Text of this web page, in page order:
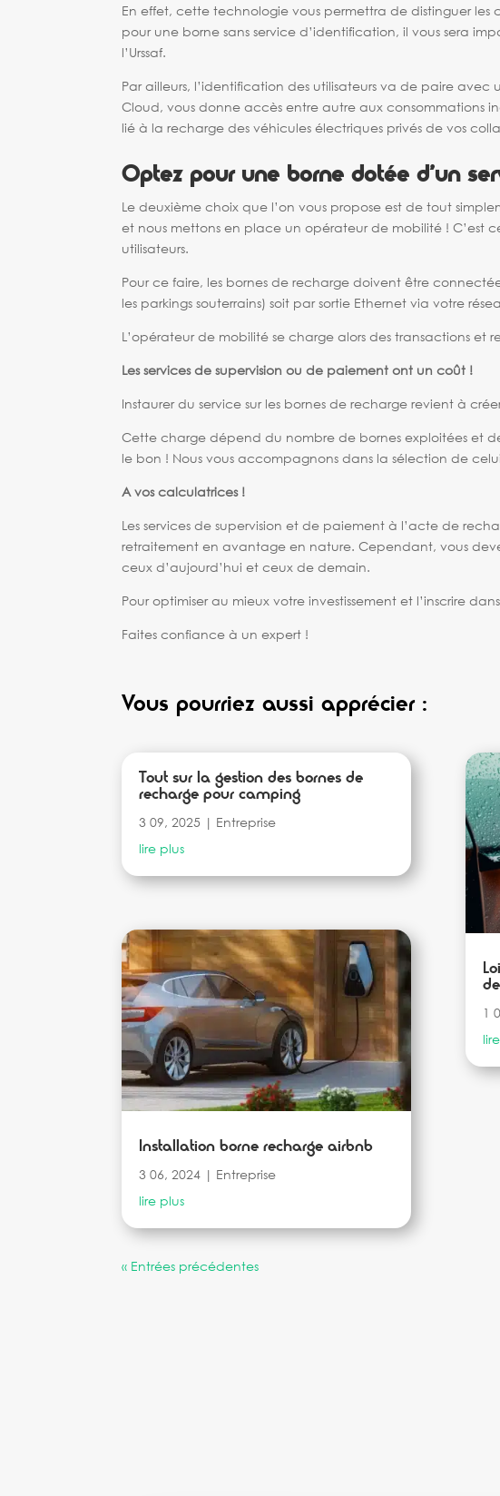
En effet, cette technologie vous permettra de distinguer les
pour une borne sans service d’identification, il vous sera
l’Urssaf.
Par ailleurs, l’identification des utilisateurs va de paire
Cloud, vous donne accès entre autre aux consommations
lié à la recharge des véhicules électriques privés de vos
Optez pour une borne dotée d’un
Le deuxième choix que l’on vous propose est de tout
et nous mettons en place un opérateur de mobilité ! C’est
utilisateurs.
Pour ce faire, les bornes de recharge doivent être
les parkings souterrains) soit par sortie Ethernet via votre
L’opérateur de mobilité se charge alors des transactions et
Les services de supervision ou de paiement ont un coût !
Instaurer du service sur les bornes de recharge revient à
Cette charge dépend du nombre de bornes exploitées et
le bon ! Nous vous accompagnons dans la sélection de
A vos calculatrices !
Les services de supervision et de paiement à l’acte de
retraitement en avantage en nature. Cependant, vous
ceux d’aujourd’hui et ceux de demain.
Pour optimiser au mieux votre investissement et l’inscrire
Faites confiance à un expert !
Vous pourriez aussi apprécier :
Tout sur la gestion des bornes de
recharge pour camping
3 09, 2025 | Entreprise
lire plus
Installation borne recharge airbnb
3 06, 2024 | Entreprise
lire plus
1
« Entrées précédentes